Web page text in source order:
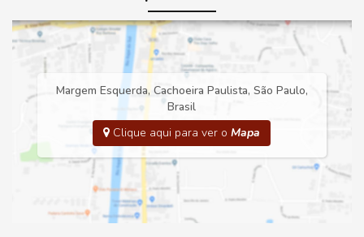
Margem Esquerda, Cachoeira Paulista, São Paulo,
Brasil
Clique aqui para ver oMapa